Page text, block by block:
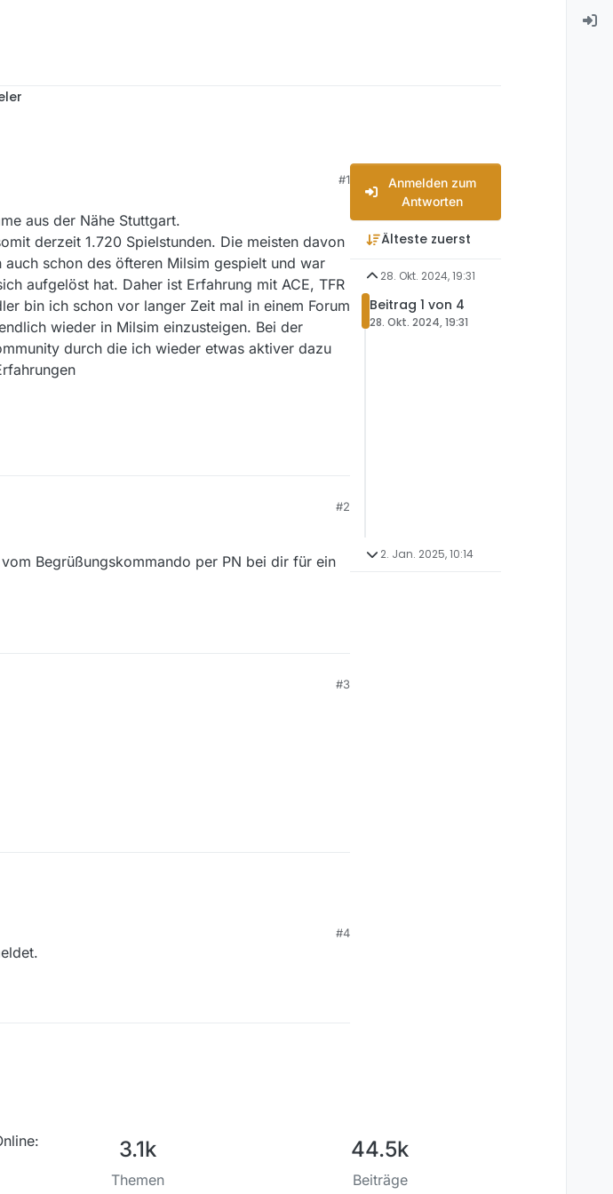
#1
aus der Nähe Stuttgart.
derzeit 1.720 Spielstunden. Die meisten davon
schon des öfteren Milsim gespielt und war
aufgelöst hat. Daher ist Erfahrung mit ACE, TFR
bin ich schon vor langer Zeit mal in einem Forum
wieder in Milsim einzusteigen. Bei der
durch die ich wieder etwas aktiver dazu
#2
Begrüßungskommando per PN bei dir für ein
#3
#4
Anmelden zum
Antworten
Älteste zuerst
28. Okt. 2024, 19:31
Beitrag 1 von 4
28. Okt. 2024, 19:31
2. Jan. 2025, 10:14
3.1k
Themen
44.5k
Beiträge